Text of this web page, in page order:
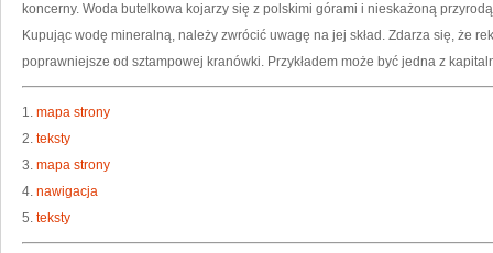
koncerny. Woda butelkowa kojarzy się z polskimi górami i nieskażoną
Kupując wodę mineralną, należy zwrócić uwagę na jej skład. Zdarza się, że
poprawniejsze od sztampowej kranówki. Przykładem może być jedna z
1. mapa strony
2. teksty
3. mapa strony
4. nawigacja
5. teksty